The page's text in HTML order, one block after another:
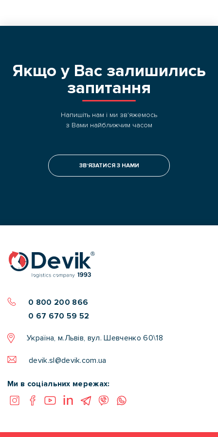
0 800 200 866
0 67 670 59 52
Україна, м.Львів, вул. Шевченко 60\18
devik.sl@devik.com.ua
Ми в соціальних мережах:
Якщо у Вас залишились
запитання
Напишіть нам і ми зв'яжемось
з Вами найближчим часом
ЗВ‘ЯЗАТИСЯ З НАМИ